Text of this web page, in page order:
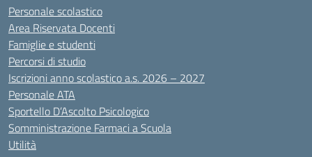
Personale scolastico
Area Riservata Docenti
Famiglie e studenti
Percorsi di studio
Iscrizioni anno scolastico a.s. 2026 – 2027
Personale ATA
Sportello D’Ascolto Psicologico
Somministrazione Farmaci a Scuola
Utilità